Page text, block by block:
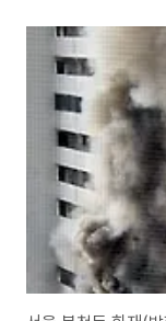
역 1년에 집행유예 2년을
무죄 판결이 내려졌고,
갔습니다. 그리고 마침내
했습니다.대법원 전원합
가장 높은 수준의 심리 방